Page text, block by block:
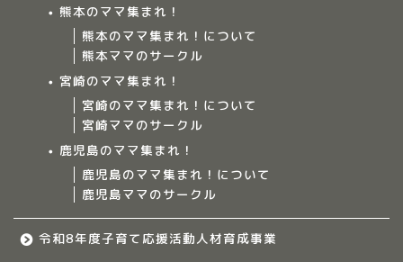
熊本のママ集まれ！
熊本のママ集まれ！について
熊本ママのサークル
宮崎のママ集まれ！
宮崎のママ集まれ！について
宮崎ママのサークル
鹿児島のママ集まれ！
鹿児島のママ集まれ！について
鹿児島ママのサークル
令和8年度子育て応援活動人材育成事業
ママ集まれ！について
ママ集まれ！スタッフ
九州のママ集まれ！
大分のママ集まれ！